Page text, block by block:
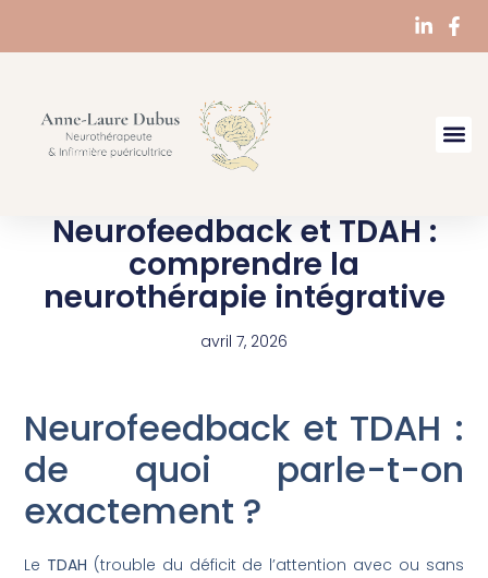
Neurofeedback et TDAH :
comprendre la
neurothérapie intégrative
avril 7, 2026
Neurofeedback et TDAH :
de quoi parle-t-on
exactement ?
Le TDAH (trouble du déficit de l’attention avec ou sans